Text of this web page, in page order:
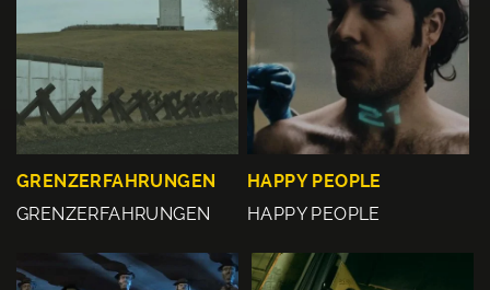
GRENZERFAHRUNGEN
GRENZERFAHRUNGEN
HAPPY PEOPLE
HAPPY PEOPLE